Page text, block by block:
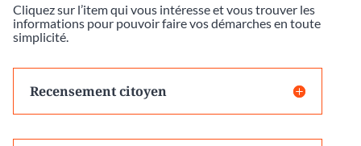
Cliquez sur l’item qui vous intéresse et vous trouver les
informations pour pouvoir faire vos démarches en toute
simplicité.
Recensement citoyen